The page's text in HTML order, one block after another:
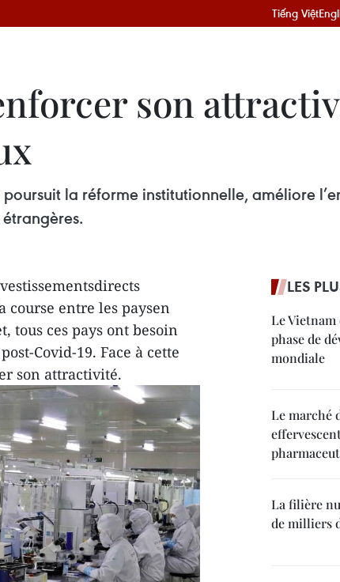
Tiếng Việt
son
la réforme institutionnelle, améliore
course entre les paysen
tous ces pays ont besoin
Covid-19. Face à cette
son attractivité.
LES
Le
phase de
mondiale
Le marché
La filière
de milliers